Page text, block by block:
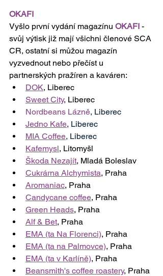
OKAFI
Vyšlo první vydání magazínu OKAFI -
svůj výtisk již mají všichni členové SCA
CR, ostatní si můžou magazín
vyzvednout nebo přečíst u
partnerských pražíren a kaváren:
DOK, Liberec
Sweet City, Liberec
Nordbeans Lázně, Liberec
Jedno Kafe, Liberec
MIA Coffee, Liberec
Kafemysl, Litomyšl
Škoda Nezajít, Mladá Boleslav
Cukrárna Alchymista, Praha
Aromaniac, Praha
Candycane coffee, Praha
Green Heads, Praha
Alf & Bet, Praha
EMA (ta Na Florenci), Praha
EMA (ta na Palmovce), Praha
EMA (ta v Karlíně), Praha
Beansmith's coffee roastery, Praha